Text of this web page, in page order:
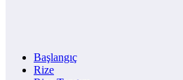
Başlangıç
Rize